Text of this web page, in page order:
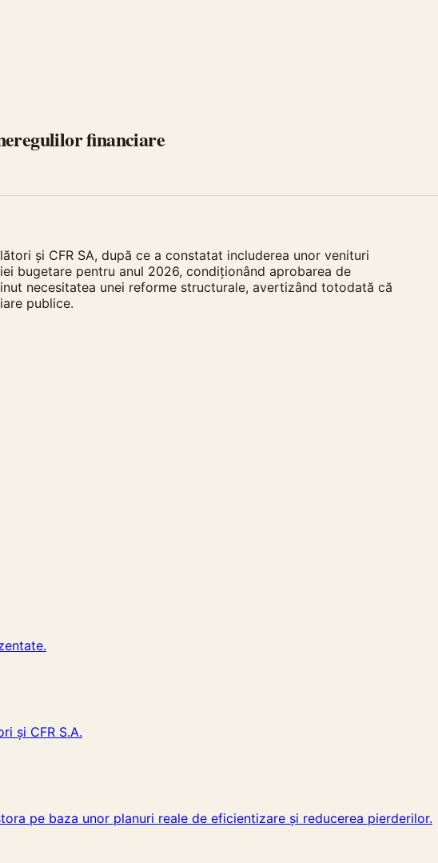
financiare
și CFR SA, după ce a constatat includerea unor venituri
bugetare pentru anul 2026, condiționând aprobarea de
necesitatea unei reforme structurale, avertizând totodată că
publice.
și CFR S.A.
pe baza unor planuri reale de eficientizare și reducerea pierderilor.